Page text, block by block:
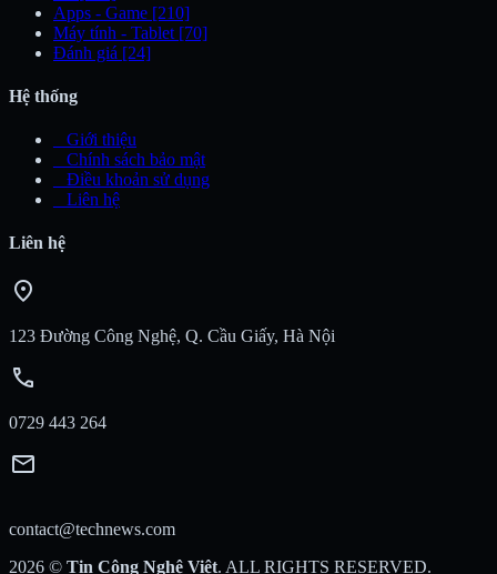
Apps - Game [210]
Máy tính - Tablet [70]
Đánh giá [24]
Hệ thống
Giới thiệu
Chính sách bảo mật
Điều khoản sử dụng
Liên hệ
Liên hệ
location_on
123 Đường Công Nghệ, Q. Cầu Giấy, Hà Nội
call
0729 443 264
mail
contact@technews.com
2026 © Tin Công Nghệ Việt. ALL RIGHTS RESERVED.